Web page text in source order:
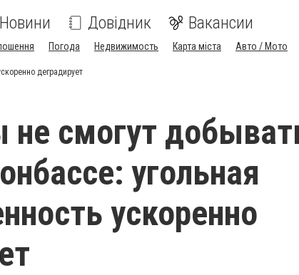
Новини Довідник Вакансии
Погода Недвижимость Карта міста Авто / Мото
деградирует
не смогут
угольная
ускоренно